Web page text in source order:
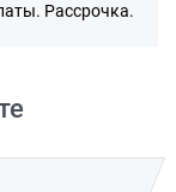
Рассрочка.